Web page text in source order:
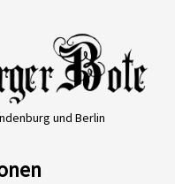
und Berlin